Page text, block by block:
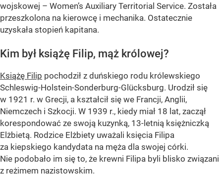
wojskowej – Women’s Auxiliary Territorial Service. Została
przeszkolona na kierowcę i mechanika. Ostatecznie
uzyskała stopień kapitana.
Kim był książę Filip, mąż królowej?
Książę Filip pochodził z duńskiego rodu królewskiego
Schleswig-Holstein-Sonderburg-Glücksburg. Urodził się
w 1921 r. w Grecji, a kształcił się we Francji, Anglii,
Niemczech i Szkocji. W 1939 r., kiedy miał 18 lat, zaczął
korespondować ze swoją kuzynką, 13-letnią księżniczką
Elżbietą. Rodzice Elżbiety uważali księcia Filipa
za kiepskiego kandydata na męża dla swojej córki.
Nie podobało im się to, że krewni Filipa byli blisko związani
z reżimem nazistowskim.